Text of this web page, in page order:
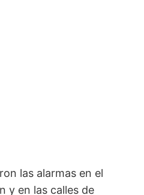
las alarmas en el
y en las calles de